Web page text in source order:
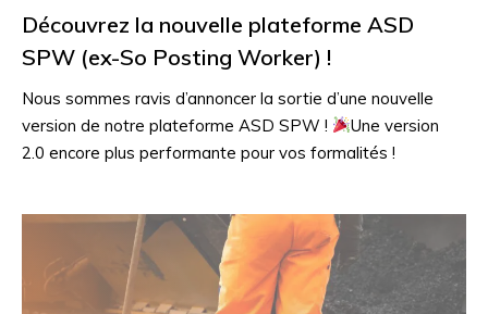
Découvrez la nouvelle plateforme ASD
SPW (ex-So Posting Worker) !
Nous sommes ravis d’annoncer la sortie d’une nouvelle
version de notre plateforme ASD SPW !
Une version
2.0 encore plus performante pour vos formalités !